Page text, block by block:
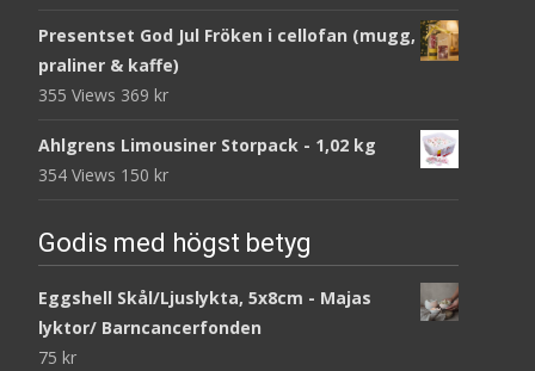
Presentset God Jul Fröken i cellofan (mugg,
praliner & kaffe)
355 Views 369 kr
Ahlgrens Limousiner Storpack - 1,02 kg
354 Views 150 kr
Godis med högst betyg
Eggshell Skål/Ljuslykta, 5x8cm - Majas
lyktor/ Barncancerfonden
75 kr